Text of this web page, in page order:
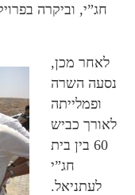
חג”י, וביקרה
לאחר מכן,
נסעה השרה
ופמלייתה
לאורך כביש
60 בין בית
חג”י
לעתניאל.